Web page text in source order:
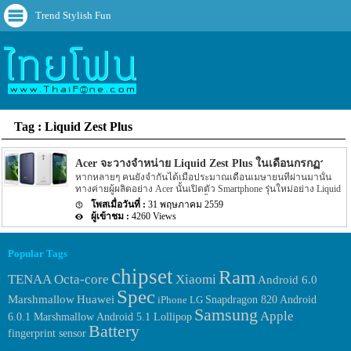
Trend Stylish Fun
Tag : Liquid Zest Plus
Acer จะวางจำหน่าย Liquid Zest Plus ในเดือนกรกฏาคม
หากหลายๆ คนยังจำกันได้เมื่อประมาณเดือนเมษายนที่ผ่านมานั้น
ทางค่ายผู้ผลิตอย่าง Acer นั้นเปิดตัว Smartphone รุ่นใหม่อย่าง Liquid
Zest Plus ออกมาเอง โดยในตอนนั้นรายละเอียดของข่าวได้ระบุว่าจะ
วางจำหน่ายที่ประเทศสหรัฐอเมริกาในอีกไม่นาน โดยจะเป็นวันใหน
นั้นไม่มีระบุไว้ แต่ล่าสุดนั้นกลับมีข่าวของ Liquid Zest Plus ถูกเปิด
เผยออกมาอีกครั้ง สำหรับรายละเอียดล่าสุดนั้นได้ระบุว่าทาง Acer นั้น
หรือประมาณ 8,750 บาท แต่ข่าวล่าสุดนั้นได้ระบุว่าทาง Acer จะวาง
จำหน่าย Liquid Zest Plus ในประเทศสหรัฐอเมริกาในราคาอยู่ที่ $199
หรือราคาประมาณ 6,965 บาท สำหรับราคาของตัวเครื่องที่จะวาง
จำหน่ายที่ประเทศต่างๆ ในแถบ EMEA นั้นก็จะมีราคาอยู่ที่ $199 หรือ
ราคาประมาณ 6,965 บาทเช่นกัน สำหรับสาเหตุที่ว่าทำไมทาง Acer
นั้นลดราคาของตัวเครื่อง Liquid Zest Plus จาก […]
31 พฤษภาคม 2559
4260 Views
Popular Tags
TENAAOcta-core chipsetXiaomiRamAndroid 6.0
MarshmallowHuawei Spec iPhone LG Snapdragon 820 Android
6.0.1 Marshmallow Android 5.1 Lollipop Samsung Apple
fingerprint sensorBattery